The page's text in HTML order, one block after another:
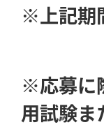
※上記期
※応募に
用試験ま